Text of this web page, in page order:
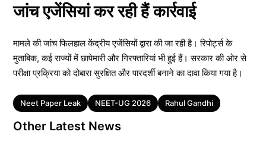
जांच एजेंसियां कर रही हैं कार्रवाई
मामले की जांच फिलहाल केंद्रीय एजेंसियों द्वारा की जा रही है। रिपोर्ट्स के
मुताबिक, कई राज्यों में छापेमारी और गिरफ्तारियां भी हुई हैं। सरकार की ओर से
परीक्षा प्रक्रिया को दोबारा सुरक्षित और पारदर्शी बनाने का दावा किया गया है।
Tags
Neet Paper Leak NEET-UG 2026 Rahul Gandhi
Other Latest News